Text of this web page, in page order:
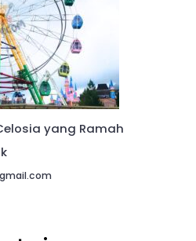
yang Ramah